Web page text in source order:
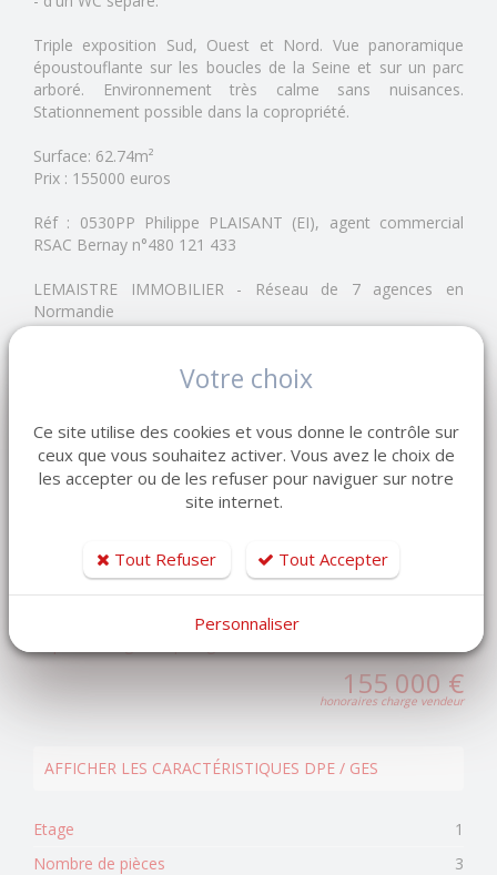
Triple exposition Sud, Ouest et Nord. Vue panoramique
époustouflante sur les boucles de la Seine et sur un parc
arboré. Environnement très calme sans nuisances.
Stationnement possible dans la copropriété.
Surface: 62.74m²
Prix : 155000 euros
Réf : 0530PP Philippe PLAISANT (EI), agent commercial
RSAC Bernay n°480 121 433
LEMAISTRE IMMOBILIER - Réseau de 7 agences en
Normandie
Depuis 1998, notre entreprise familiale accompagne
Copropriété de 22 lots (Pas de procédure en cours).
Charges annuelles : 569.88 euros.
Procédure de copropriété :
Pas de procédure en cours
Charges annuelles :570 € / an
Les informations sur les risques auxquels ce bien est
exposé sont disponibles sur le site Géorisques
155 000 €
honoraires charge vendeur
AFFICHER LES CARACTÉRISTIQUES DPE / GES
Etage
1
Nombre de pièces
3
Votre choix
Ce site utilise des cookies et vous donne le contrôle sur
ceux que vous souhaitez activer. Vous avez le choix de
les accepter ou de les refuser pour naviguer sur notre
site internet.
Tout Refuser Tout Accepter
Personnaliser